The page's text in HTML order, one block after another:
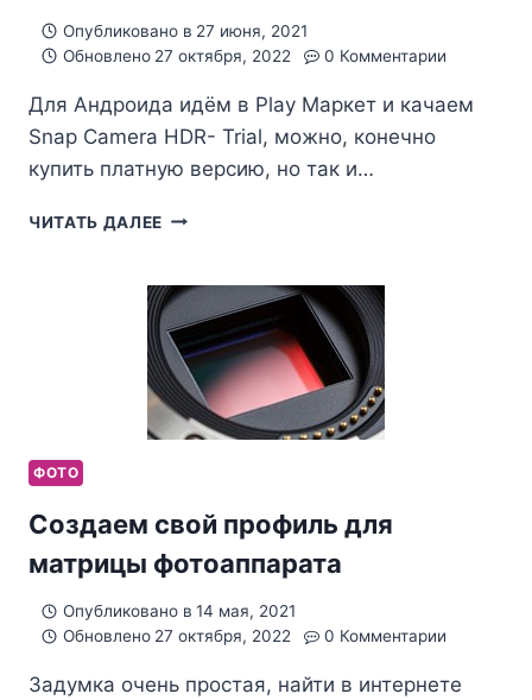
Опубликовано в 27 июня, 2021
Обновлено 27 октября, 2022 0 Комментарии
Для Андроида идём в Play Маркет и качаем
Snap Camera HDR- Trial, можно, конечно
купить платную версию, но так и…
ЧИТАТЬ ДАЛЕЕ RAW
ФОТО
Создаем свой профиль для
матрицы фотоаппарата
Опубликовано в 14 мая, 2021
Обновлено 27 октября, 2022 0 Комментарии
Задумка очень простая, найти в интернете